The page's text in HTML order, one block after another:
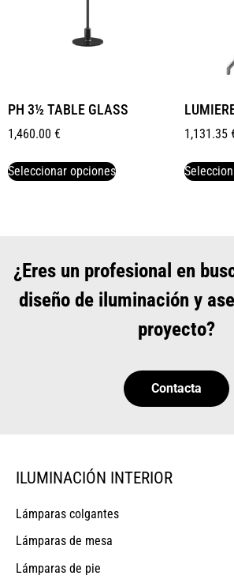
PH 3½ TABLE GLASS
1,460.00 €
Seleccionar opciones
1,131.35
¿Eres un profesional en
diseño de iluminación y
proyecto?
Contacta
ILUMINACIÓN INTERIOR
Lámparas colgantes
Lámparas de mesa
Lámparas de pie